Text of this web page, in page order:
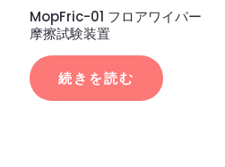
MopFric-01 フロアワイパー
摩擦試験装置
続きを読む